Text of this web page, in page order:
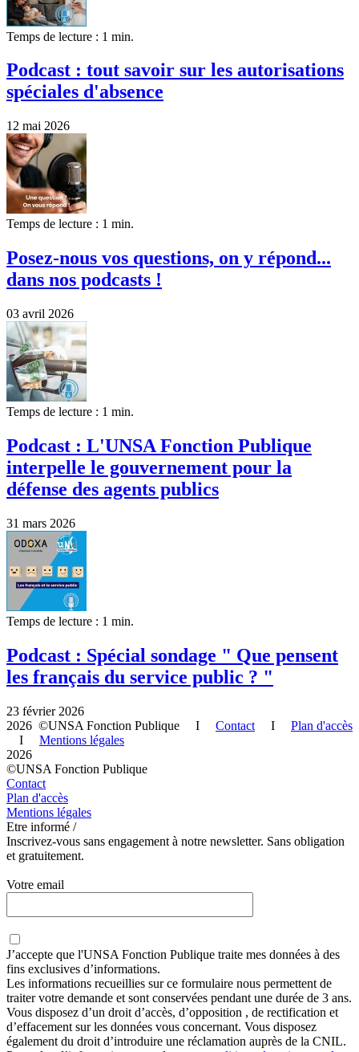
Temps de lecture : 1 min.
Podcast : tout savoir sur les autorisations
spéciales d'absence
12 mai 2026
Temps de lecture : 1 min.
Posez-nous vos questions, on y répond...
dans nos podcasts !
03 avril 2026
Temps de lecture : 1 min.
Podcast : L'UNSA Fonction Publique
interpelle le gouvernement pour la
défense des agents publics
31 mars 2026
Temps de lecture : 1 min.
Podcast : Spécial sondage " Que pensent
les français du service public ? "
23 février 2026
2026 ©UNSA Fonction Publique I Contact I Plan d'accès
I Mentions légales
2026
©UNSA Fonction Publique
Contact
Plan d'accès
Mentions légales
Etre informé /
Inscrivez-vous sans engagement à notre newsletter. Sans obligation
et gratuitement.
Votre email
J’accepte que l'UNSA Fonction Publique traite mes données à des
fins exclusives d’informations.
Les informations recueillies sur ce formulaire nous permettent de
traiter votre demande et sont conservées pendant une durée de 3 ans.
Vous disposez d’un droit d’accès, d’opposition , de rectification et
d’effacement sur les données vous concernant. Vous disposez
également du droit d’introduire une réclamation auprès de la CNIL.